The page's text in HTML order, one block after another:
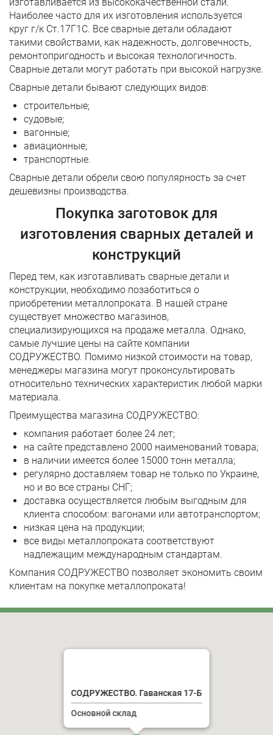
Наиболее часто для их изготовления используется
круг г/к Ст.17Г1С. Все сварные детали обладают
такими свойствами, как надежность, долговечность,
ремонтопригодность и высокая технологичность.
Сварные детали могут работать при высокой нагрузке.
Сварные детали бывают следующих видов:
строительные;
судовые;
вагонные;
авиационные;
транспортные.
Сварные детали обрели свою популярность за счет
дешевизны производства.
Покупка заготовок для
изготовления сварных деталей и
конструкций
Перед тем, как изготавливать сварные детали и
конструкции, необходимо позаботиться о
приобретении металлопроката. В нашей стране
существует множество магазинов,
специализирующихся на продаже металла. Однако,
самые лучшие цены на сайте компании
СОДРУЖЕСТВО. Помимо низкой стоимости на товар,
менеджеры магазина могут проконсультировать
относительно технических характеристик любой марки
материала.
Преимущества магазина СОДРУЖЕСТВО:
компания работает более 24 лет;
на сайте представлено 2000 наименований товара;
в наличии имеется более 15000 тонн металла;
регулярно доставляем товар не только по Украине,
но и во все страны СНГ;
доставка осуществляется любым выгодным для
клиента способом: вагонами или автотранспортом;
низкая цена на продукции;
все виды металлопроката соответствуют
надлежащим международным стандартам.
Компания СОДРУЖЕСТВО позволяет экономить своим
клиентам на покупке металлопроката!
СОДРУЖЕСТВО. Гаванская 17-Б
Основной склад